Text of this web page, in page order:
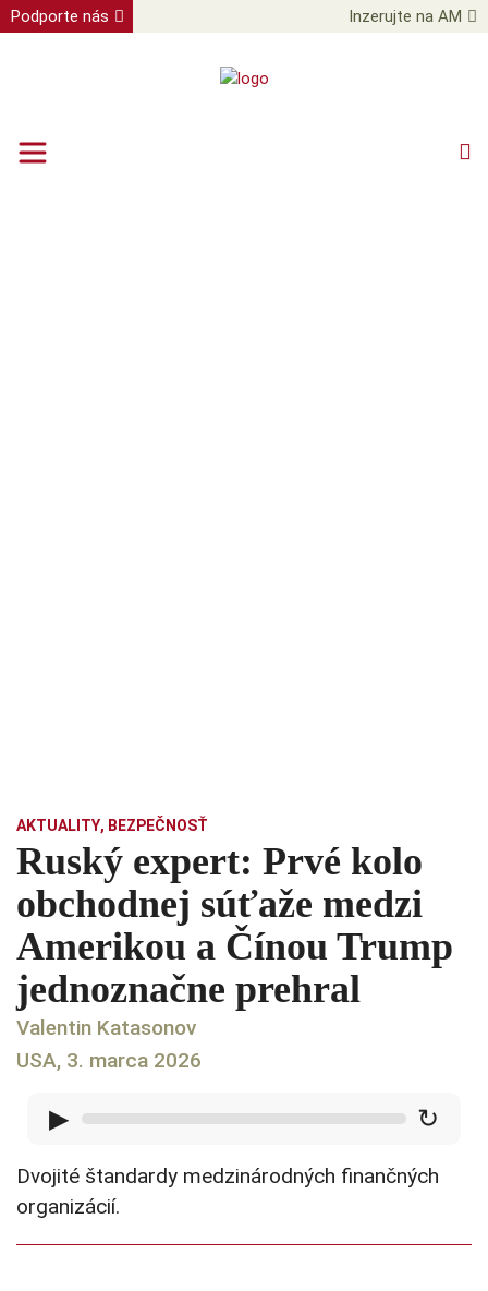
Podporte nás Inzerujte na AM
AKTUALITY, BEZPEČNOSŤ
Ruský expert: Prvé kolo
obchodnej súťaže medzi
Amerikou a Čínou Trump
jednoznačne prehral
Valentin Katasonov
USA, 3. marca 2026
▶ ↻
Dvojité štandardy medzinárodných finančných
organizácií.